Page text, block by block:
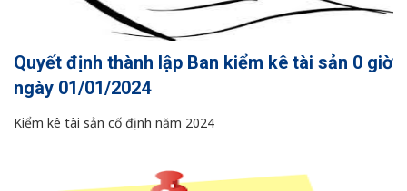
Quyết định thành lập Ban kiểm kê tài sản 0 giờ
ngày 01/01/2024
Kiểm kê tài sản cố định năm 2024